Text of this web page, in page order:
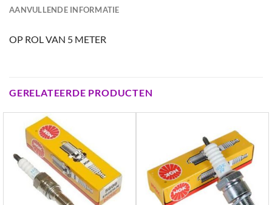
AANVULLENDE INFORMATIE
OP ROL VAN 5 METER
GERELATEERDE PRODUCTEN